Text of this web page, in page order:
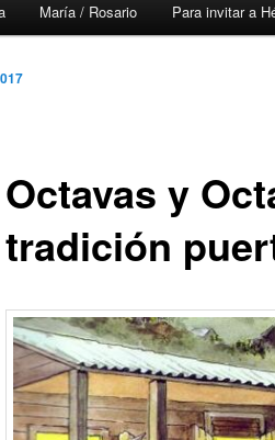
María / Rosario Para invitar a
Octavas y
tradición